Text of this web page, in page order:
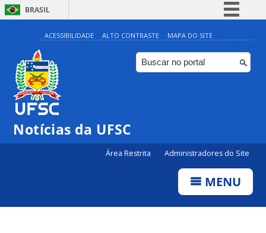
BRASIL
Simplifique!
Comunica BR
Participe
ACESSIBILIDADE ALTO CONTRASTE MAPA DO SITE
Notícias da UFSC
Área Restrita Administradores do Site
MENU